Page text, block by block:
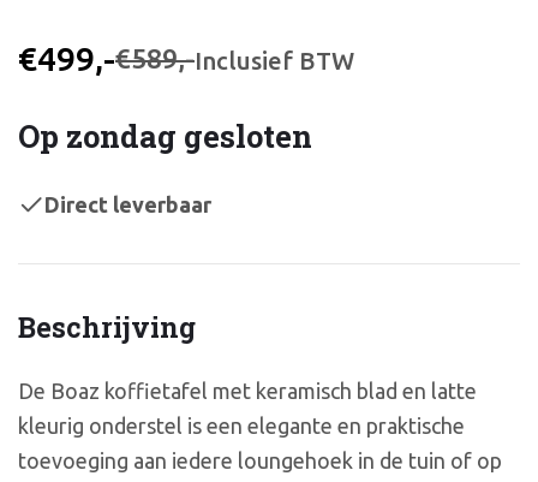
€499,-€589,-Inclusief BTW
Beschrijving
De Boaz koffietafel met keramisch blad en latte
kleurig onderstel is een elegante en praktische
toevoeging aan iedere loungehoek in de tuin of op
Op zondag gesloten
Direct leverbaar